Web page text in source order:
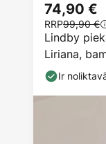
Lindby
Liriana,
E27
74,90 €
RRP99,90 €
Ir